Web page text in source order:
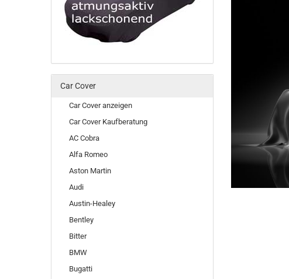
Car Cover
Car Cover anzeigen
Car Cover Kaufberatung
AC Cobra
Alfa Romeo
Aston Martin
Audi
Austin-Healey
Bentley
Bitter
BMW
Bugatti